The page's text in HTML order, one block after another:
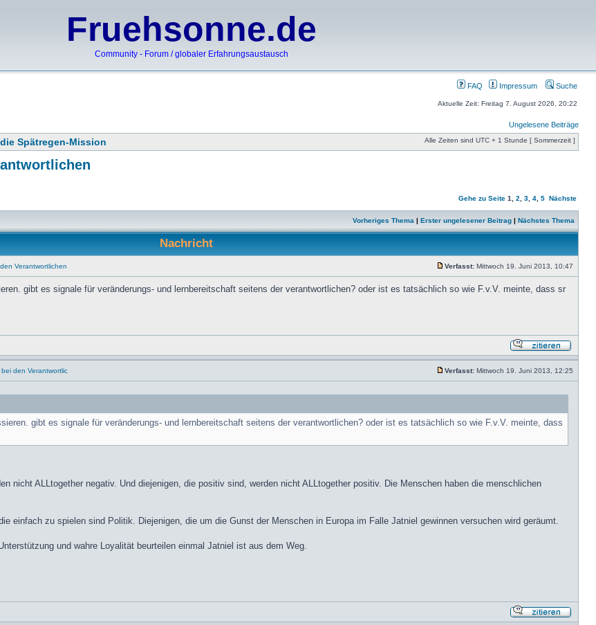
Fruehsonne.de
Community - Forum / globaler Erfahrungsaustausch
FAQ Impressum Suche
Aktuelle Zeit: Freitag 7. August 2026, 20:22
Ungelesene Beiträge
die Spätregen-Mission Alle Zeiten sind UTC + 1 Stunde [ Sommerzeit ]
Gehe zu Seite 1 2 3 4 5 Nächste
Vorheriges Thema | Erster ungelesener Beitrag | Nächstes Thema
Nachricht
Verantwortlichen Verfasst: Mittwoch 19. Juni 2013, 10:47
gibt es signale für veränderungs- und lernbereitschaft seitens der verantwortlichen? oder ist es tatsächlich so wie F.v.V. meinte, dass sr
den Verantwortlic Verfasst: Mittwoch 19. Juni 2013, 12:25
gibt es signale für veränderungs- und lernbereitschaft seitens der verantwortlichen? oder ist es tatsächlich so wie F.v.V. meinte, dass
nicht ALLtogether negativ. Und diejenigen, die positiv sind, werden nicht ALLtogether positiv. Die Menschen haben die menschlichen
einfach zu spielen sind Politik. Diejenigen, die um die Gunst der Menschen in Europa im Falle Jatniel gewinnen versuchen wird geräumt.
und wahre Loyalität beurteilen einmal Jatniel ist aus dem Weg.